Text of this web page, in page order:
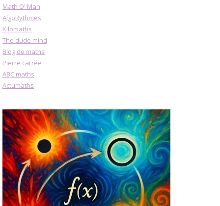
Math O' Man
AlgoRythmes
Kilomaths
The dude mind
Blog de maths
Pierre carrée
ABC maths
Actumaths